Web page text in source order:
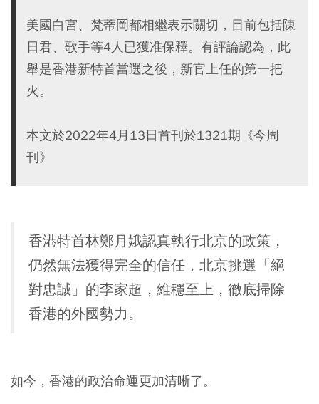
美國白宮、梵蒂岡都相繼表示關切，目前包括陳
日君、歌手等4人已獲准保釋。有評論認為，此
舉是香港新特首當選之後，新官上任的第一把
火。
本文於2022年4月13日首刊於1321期《今周
刊》
香港特首林鄭月娥認真執行北京的政策，
仍然無法獲得完全的信任，北京挑選「絕
對忠誠」的李家超，維穩至上，徹底掃除
香港的外國勢力。
如今，香港的政治命運更加清晰了。